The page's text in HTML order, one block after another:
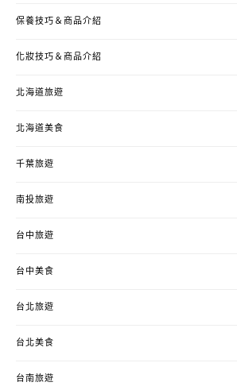
保養技巧＆商品介紹
化妝技巧＆商品介紹
北海道旅遊
北海道美食
千葉旅遊
南投旅遊
台中旅遊
台中美食
台北旅遊
台北美食
台南旅遊